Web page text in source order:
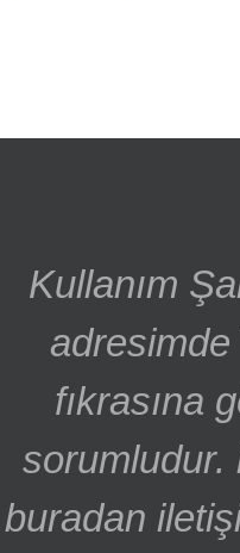
Kullanım
adresimde
fıkrasına
sorumludur.
buradan